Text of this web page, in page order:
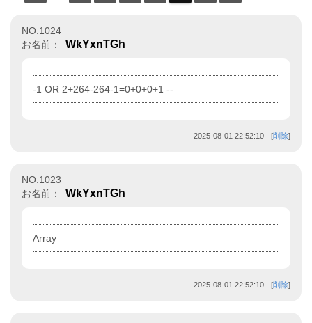
NO.1024
お名前：
WkYxnTGh
-1 OR 2+264-264-1=0+0+0+1 --
2025-08-01 22:52:10 - [削除]
NO.1023
お名前：
WkYxnTGh
Array
2025-08-01 22:52:10 - [削除]